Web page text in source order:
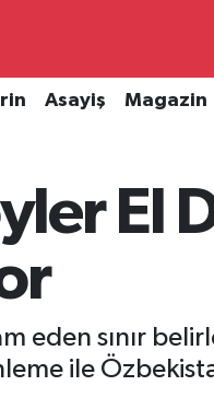
Asayiş Magazin
El
eden sınır
ile